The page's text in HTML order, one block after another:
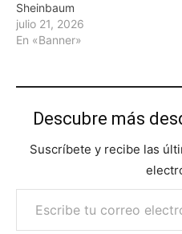
Sheinbaum
julio 21, 2026
En «Banner»
Descubre más
Suscríbete y recibe las
Escribe tu correo electrónico…